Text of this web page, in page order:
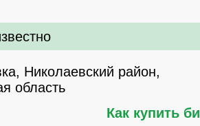
Николаевский район,
область
Как купить